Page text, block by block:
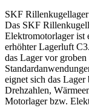
SKF
Das SKF
Elektromotorlager ist
erhöhter Lagerluft
das Lager vor
eignet sich das
Drehzahlen,
Motorlager bzw.